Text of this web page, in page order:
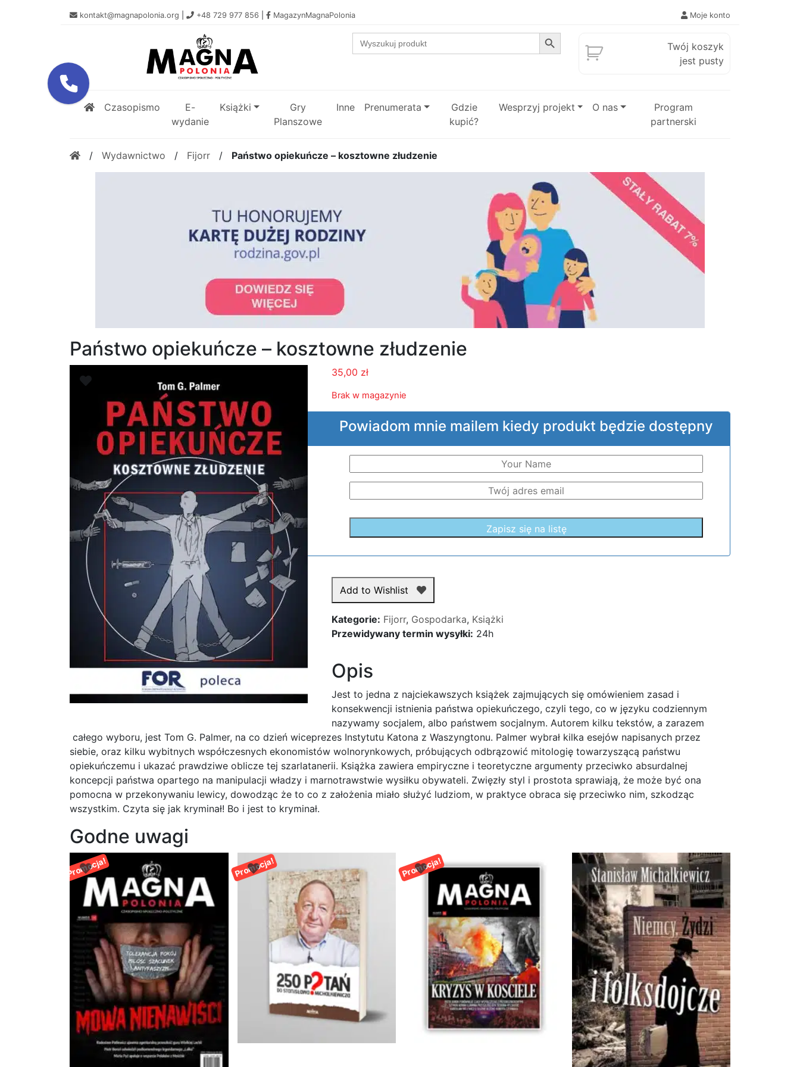
kontakt@magnapolonia.org +48 729 977 856 MagazynMagnaPolonia Moje konto
Search
for:
Search Button
Twój koszyk
jest pusty
Czasopismo
E-
wydanie
Książki
Gry
Planszowe
Inne Prenumerata
Gdzie
kupić?
Wesprzyj projekt O nas
Program
partnerski
/ Wydawnictwo / Fijorr / Państwo opiekuńcze – kosztowne złudzenie
Państwo opiekuńcze – kosztowne złudzenie
35,00 zł
Brak w magazynie
Powiadom mnie mailem kiedy produkt będzie dostępny
Add to Wishlist
Kategorie: Fijorr, Gospodarka, Książki
Przewidywany termin wysyłki: 24h
Opis
Jest to jedna z najciekawszych książek zajmujących się omówieniem zasad i
konsekwencji istnienia państwa opiekuńczego, czyli tego, co w języku codziennym
nazywamy socjalem, albo państwem socjalnym. Autorem kilku tekstów, a zarazem
całego wyboru, jest Tom G. Palmer, na co dzień wiceprezes Instytutu Katona z Waszyngtonu. Palmer wybrał kilka esejów napisanych przez
siebie, oraz kilku wybitnych współczesnych ekonomistów wolnorynkowych, próbujących odbrązowić mitologię towarzyszącą państwu
opiekuńczemu i ukazać prawdziwe oblicze tej szarlatanerii. Książka zawiera empiryczne i teoretyczne argumenty przeciwko absurdalnej
koncepcji państwa opartego na manipulacji władzy i marnotrawstwie wysiłku obywateli. Zwięzły styl i prostota sprawiają, że może być ona
pomocna w przekonywaniu lewicy, dowodząc że to co z założenia miało służyć ludziom, w praktyce obraca się przeciwko nim, szkodząc
wszystkim. Czyta się jak kryminał! Bo i jest to kryminał.
Godne uwagi
Promocja! Promocja! Promocja!